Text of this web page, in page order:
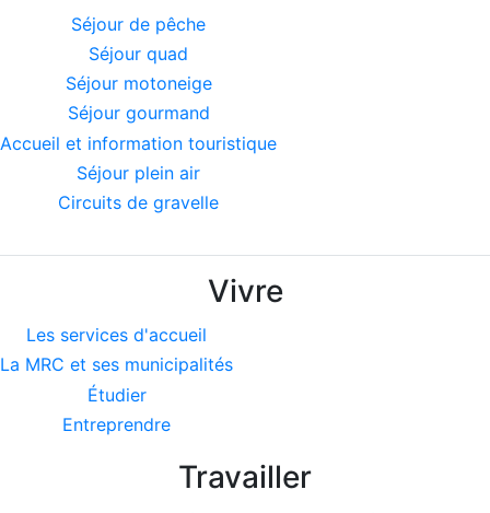
Séjour de pêche
Séjour quad
Séjour motoneige
Séjour gourmand
Accueil et information touristique
Séjour plein air
Circuits de gravelle
Vivre
Les services d'accueil
La MRC et ses municipalités
Étudier
Entreprendre
Travailler